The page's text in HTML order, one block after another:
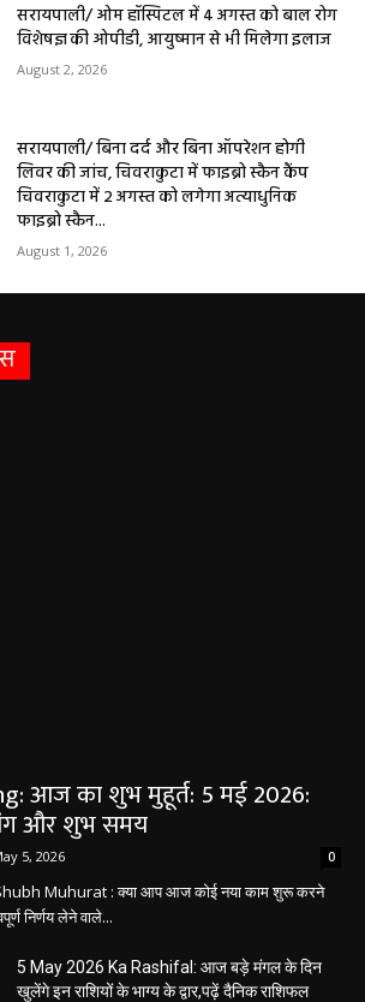
सरायपाली/ ओम हॉस्पिटल में 4 अगस्त को बाल रोग
विशेषज्ञ की ओपीडी, आयुष्मान से भी मिलेगा इलाज
August 2, 2026
सरायपाली/ बिना दर्द और बिना ऑपरेशन होगी
लिवर की जांच, चिवराकुटा में फाइब्रो स्कैन कैंप
चिवराकुटा में 2 अगस्त को लगेगा अत्याधुनिक
फाइब्रो स्कैन...
August 1, 2026
आज का शुभ मुहूर्त: 5 मई 2026:
और शुभ समय
5, 2026 0
Muhurat : क्या आप आज कोई नया काम शुरू करने
निर्णय लेने वाले...
5 May 2026 Ka Rashifal: आज बड़े मंगल के दिन
खुलेंगे इन राशियों के भाग्य के द्वार,पढ़ें दैनिक राशिफल